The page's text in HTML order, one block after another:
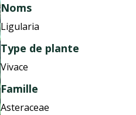
Noms
Ligularia
Type de plante
Vivace
Famille
Asteraceae